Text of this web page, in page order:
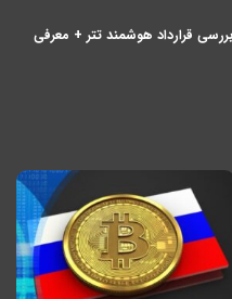
قرارداد هوشمند تتر + معرفی